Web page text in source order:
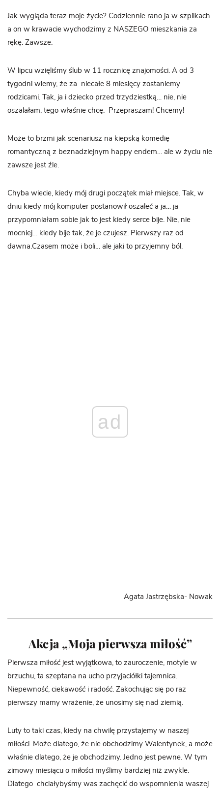
Jak wygląda teraz moje życie? Codziennie rano ja w szpilkach
a on w krawacie wychodzimy z NASZEGO mieszkania za
rękę. Zawsze.
W lipcu wzięliśmy ślub w 11 rocznicę znajomości. A od 3
tygodni wiemy, że za niecałe 8 miesięcy zostaniemy
rodzicami. Tak, ja i dziecko przed trzydziestką… nie, nie
oszalałam, tego właśnie chcę. Przepraszam! Chcemy!
Może to brzmi jak scenariusz na kiepską komedię
romantyczną z beznadziejnym happy endem… ale w życiu nie
zawsze jest źle.
Chyba wiecie, kiedy mój drugi początek miał miejsce. Tak, w
dniu kiedy mój komputer postanowił oszaleć a ja… ja
przypomniałam sobie jak to jest kiedy serce bije. Nie, nie
mocniej… kiedy bije tak, że je czujesz. Pierwszy raz od
dawna.Czasem może i boli… ale jaki to przyjemny ból.
ad
Agata Jastrzębska- Nowak
Akcja „Moja pierwsza miłość”
Pierwsza miłość jest wyjątkowa, to zauroczenie, motyle w
brzuchu, ta szeptana na ucho przyjaciółki tajemnica.
Niepewność, ciekawość i radość. Zakochując się po raz
pierwszy mamy wrażenie, że unosimy się nad ziemią.
Luty to taki czas, kiedy na chwilę przystajemy w naszej
miłości. Może dlatego, że nie obchodzimy Walentynek, a może
właśnie dlatego, że je obchodzimy. Jedno jest pewne. W tym
zimowy miesiącu o miłości myślimy bardziej niż zwykle.
Dlatego chciałybyśmy was zachęcić do wspomnienia waszej